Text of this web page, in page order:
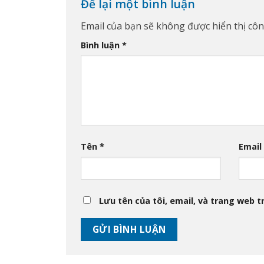
Để lại một bình luận
Email của bạn sẽ không được hiển thị
Bình luận *
Tên * Email
Lưu tên của tôi, email, và trang web